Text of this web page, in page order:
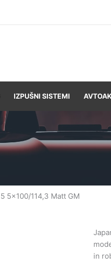
IZPUŠNI SISTEMI
5×100/114,3 Matt GM
in